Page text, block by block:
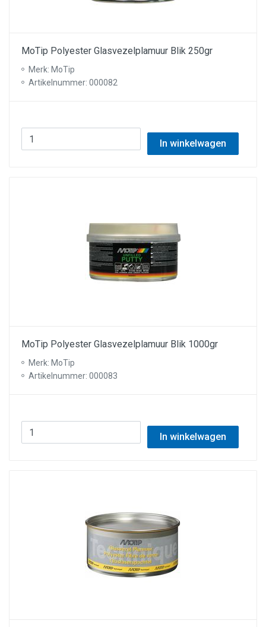
MoTip Polyester Glasvezelplamuur Blik 250gr
Merk: MoTip
Artikelnummer: 000082
In winkelwagen
MoTip Polyester Glasvezelplamuur Blik 1000gr
Merk: MoTip
Artikelnummer: 000083
In winkelwagen